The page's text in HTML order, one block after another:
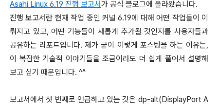
Asahi Linux 6.19 진행 보고서가 공식 블로그에 올라왔습니다.
진행 보고서란 현재 작업 중인 커널 6.19에 대해 어떤 작업들이 이
뤄지고 있고, 어떤 기능들이 새롭게 추가될 것인지를 사용자들과
공유하는 리포트입니다. 제가 굳이 이렇게 포스팅을 하는 이유는,
이 복잡한 기술적 이야기들을 조금이라도 더 쉽게 풀어서 설명해
보고 싶기 때문입니다. ^^
보고서에서 첫 번째로 언급하고 있는 것은 dp-alt(DisplayPort A